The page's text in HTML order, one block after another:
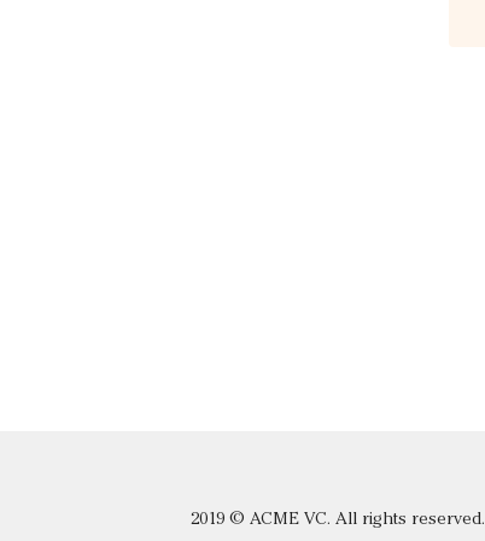
2019 © ACME VC. All rights reserved.